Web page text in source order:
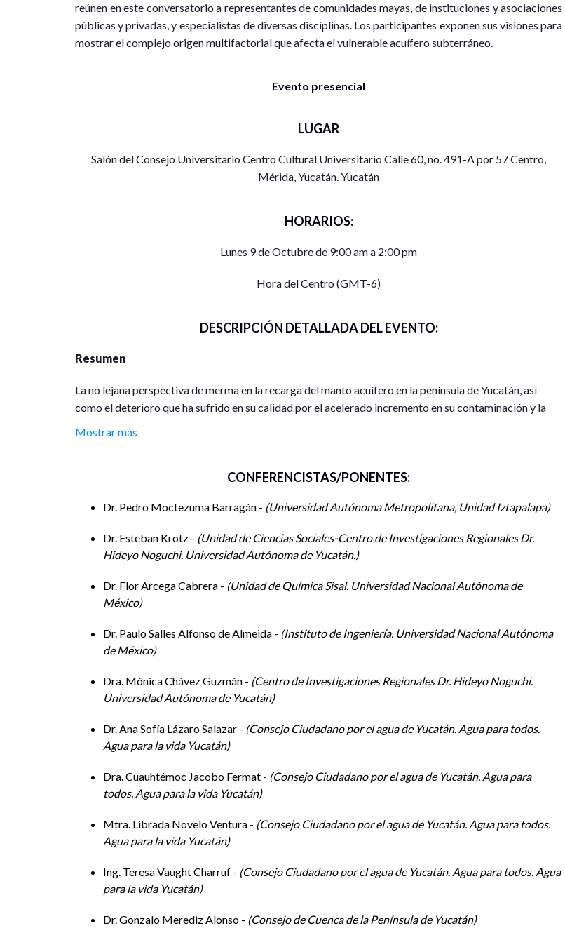
reúnen en este conversatorio a representantes de comunidades mayas, de instituciones y asociaciones
públicas y privadas, y especialistas de diversas disciplinas. Los participantes exponen sus visiones para
mostrar el complejo origen multifactorial que afecta el vulnerable acuífero subterráneo.
Evento presencial
LUGAR
Salón del Consejo Universitario Centro Cultural Universitario Calle 60, no. 491-A por 57 Centro,
Mérida, Yucatán. Yucatán
HORARIOS:
Lunes 9 de Octubre de 9:00 am a 2:00 pm
Hora del Centro (GMT-6)
DESCRIPCIÓN DETALLADA DEL EVENTO:
Resumen
La no lejana perspectiva de merma en la recarga del manto acuífero en la península de Yucatán, así
como el deterioro que ha sufrido en su calidad por el acelerado incremento en su contaminación y la
públicas y privadas, y especialistas de diversas disciplinas. Los participantes exponen sus visiones a
entre otras disciplinas, para mostrar el complejo origen multifactorial que afecta el vulnerable
acuífero subterráneo regional, dependiente del equilibrio de los recursos naturales en sus diversos
ecosistemas, y también exponen sus propuestas de acción inmediata, colectiva e interdisciplinaria,
ante los inminentes riesgos. Lo cual incluye la necesaria justicia social para los grupos más vulnerables,
afectados por el deterioro y dificultades de accesibilidad al agua dulce suficiente en muchos de sus
hogares. Además de la valoración decolonial de la participación activa de los mayas en las acciones de
locales que, en unión con la ciencia y las tecnologías de bajo impacto ambiental, pueden brindar a los
habitantes de la región un futuro más prometedor.
Programa completo
1.- “Ante la crisis del agua en México. Dos paradigmas de gestión hídrica”. Dr. Pedro Moctezuma
Barragán.- Departamento de Sociología. Universidad Autónoma Metropolitana, Unidad Iztapalapa.
2.- “El derecho humano al agua: hechos y reflexiones”. Dr. Esteban Krotz. Unidad de Ciencias Sociales-
3.- “Más allá de la contaminación. Crecientes amenazas al sensible acuífero kárstico. Dra. Flor Arcega
Cabrera. Unidad de Química Sisal. Universidad Nacional Autónoma de México.
Mostrar más
CONFERENCISTAS/PONENTES:
Dr. Pedro Moctezuma Barragán - Universidad Autónoma Metropolitana, Unidad Iztapalapa
Dr. Esteban Krotz - Unidad de Ciencias Sociales-Centro de Investigaciones Regionales Dr.
Hideyo Noguchi. Universidad Autónoma de Yucatán.
Dr. Flor Arcega Cabrera - Unidad de Química Sisal. Universidad Nacional Autónoma de
México
Dr. Paulo Salles Alfonso de Almeida - Instituto de Ingeniería. Universidad Nacional Autónoma
de México
Dra. Mónica Chávez Guzmán - Centro de Investigaciones Regionales Dr. Hideyo Noguchi.
Universidad Autónoma de Yucatán
Dr. Ana Sofía Lázaro Salazar - Consejo Ciudadano por el agua de Yucatán. Agua para todos.
Agua para la vida Yucatán
Dra. Cuauhtémoc Jacobo Fermat - Consejo Ciudadano por el agua de Yucatán. Agua para
todos. Agua para la vida Yucatán
Mtra. Librada Novelo Ventura - Consejo Ciudadano por el agua de Yucatán. Agua para todos.
Agua para la vida Yucatán
Ing. Teresa Vaught Charruf - Consejo Ciudadano por el agua de Yucatán. Agua para todos. Agua
para la vida Yucatán
Dr. Gonzalo Merediz Alonso - Consejo de Cuenca de la Península de Yucatán